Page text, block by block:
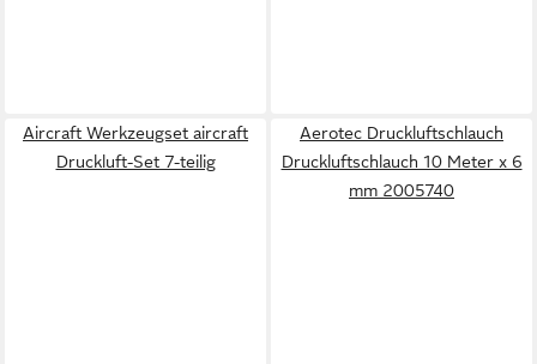
Aircraft Werkzeugset aircraft
Druckluft-Set 7-teilig
Aerotec Druckluftschlauch
Druckluftschlauch 10 Meter x 6
mm 2005740